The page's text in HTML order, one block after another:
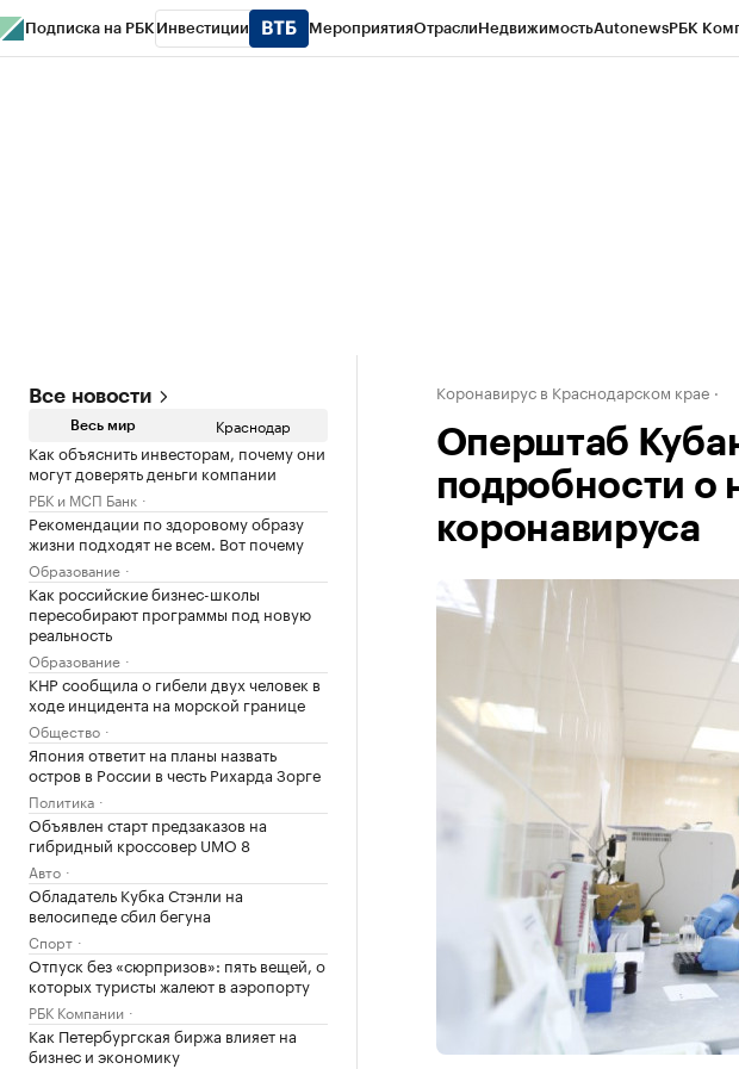
Подписка на РБК Инвестиции МероприятияОтраслиНедвижимостьAutonewsРБК
Все новости
Весь мир Краснодар
Как объяснить инвесторам, почему они
могут доверять деньги компании
РБК и МСП Банк
Рекомендации по здоровому образу
жизни подходят не всем. Вот почему
Образование
Как российские бизнес-школы
пересобирают программы под новую
реальность
Образование
КНР сообщила о гибели двух человек в
ходе инцидента на морской границе
Общество
Япония ответит на планы назвать
остров в России в честь Рихарда Зорге
Политика
Объявлен старт предзаказов на
гибридный кроссовер UMO 8
Авто
Обладатель Кубка Стэнли на
велосипеде сбил бегуна
Спорт
Отпуск без «сюрпризов»: пять вещей, о
которых туристы жалеют в аэропорту
РБК Компании
Как Петербургская биржа влияет на
бизнес и экономику
Коронавирус в Краснодарском крае
Оперштаб
подробности о
коронавируса